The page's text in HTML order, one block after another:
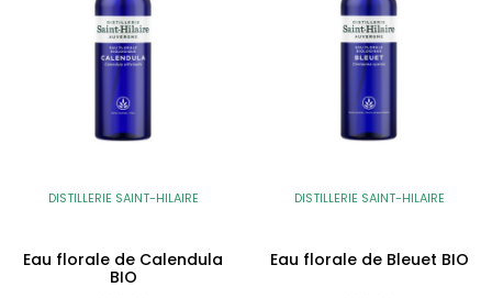
DISTILLERIE SAINT-HILAIRE
Eau florale de Calendula
BIO
DISTILLERIE SAINT-HILAIRE
Eau florale de Bleuet BIO